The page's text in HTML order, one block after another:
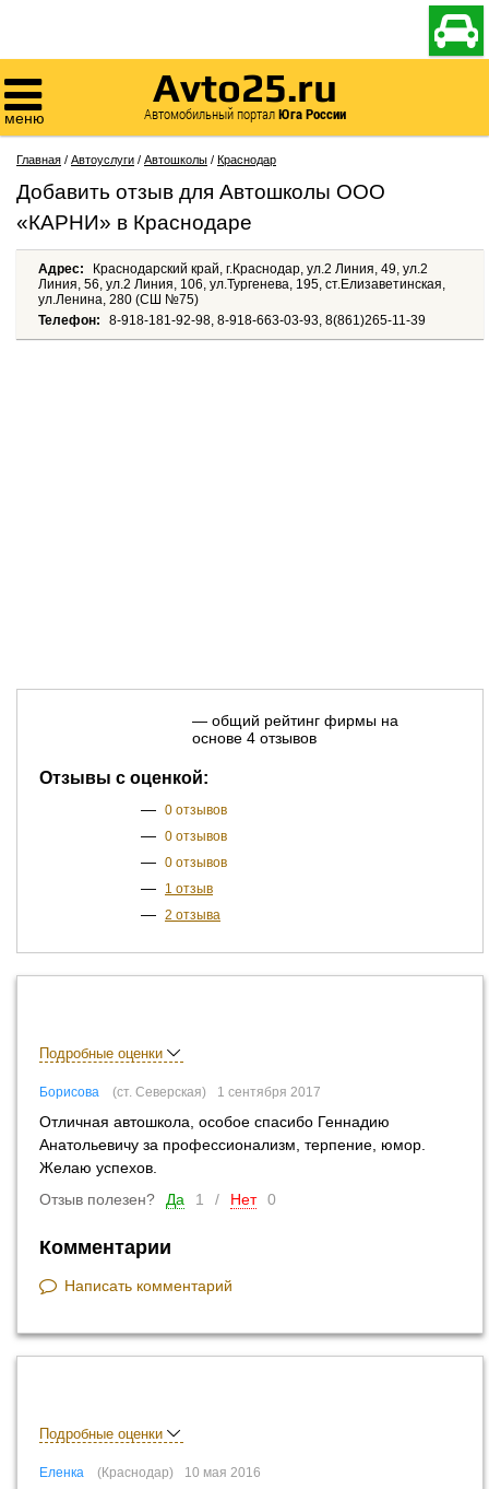


меню
Avto25.ru
Автомобильный порталЮга России
Главная / Автоуслуги / Автошколы / Краснодар
Добавить отзыв для Автошколы ООО
«КАРНИ» в Краснодаре
Адрес:
Краснодарский край, г.Краснодар, ул.2 Линия, 49, ул.2
Линия, 56, ул.2 Линия, 106, ул.Тургенева, 195, ст.Елизаветинская,
ул.Ленина, 280 (СШ №75)
Телефон:
8-918-181-92-98, 8-918-663-03-93, 8(861)265-11-39
— общий рейтинг фирмы на
основе 4 отзывов
Отзывы с оценкой:
— 0 отзывов
— 0 отзывов
— 0 отзывов
— 1 отзыв
— 2 отзыва
Подробные оценки
Борисова ст. Северская 1 сентября 2017
Отличная автошкола, особое спасибо Геннадию
Анатольевичу за профессионализм, терпение, юмор.
Желаю успехов.
Отзыв полезен?
Да 1 / Нет 0
Комментарии
Написать комментарий
Подробные оценки
Еленка Краснодар 10 мая 2016